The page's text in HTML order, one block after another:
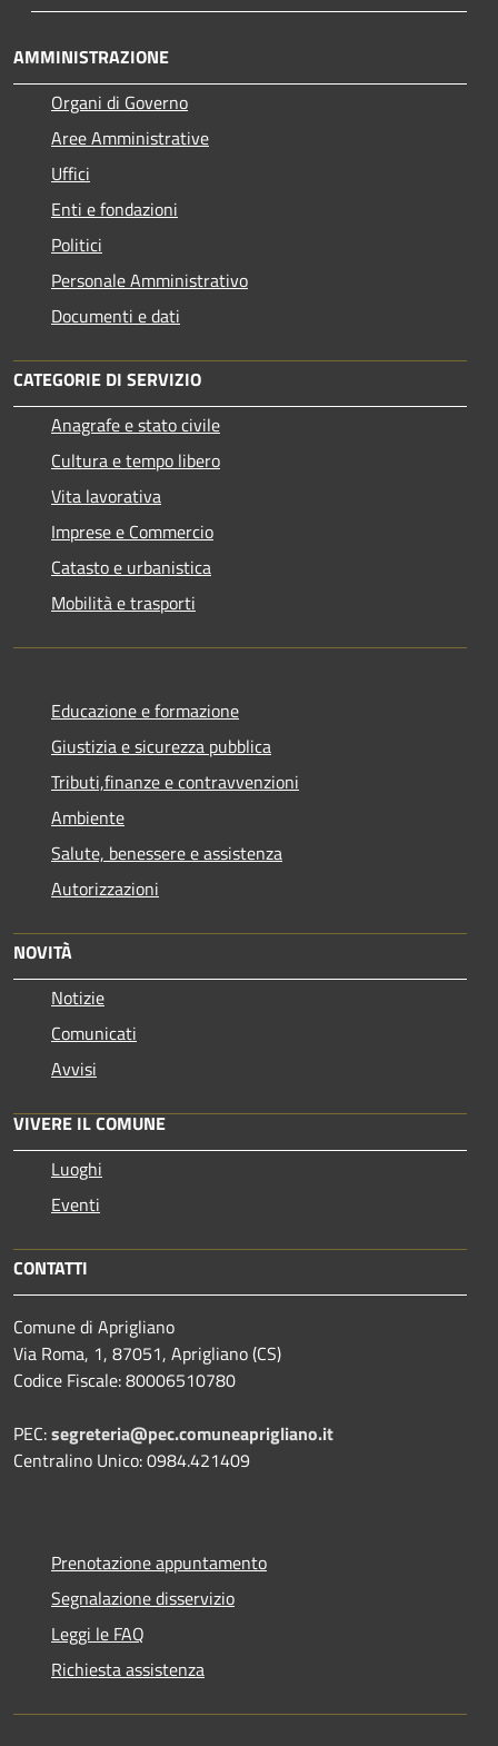
AMMINISTRAZIONE
Organi di Governo
Aree Amministrative
Uffici
Enti e fondazioni
Politici
Personale Amministrativo
Documenti e dati
CATEGORIE DI SERVIZIO
Anagrafe e stato civile
Cultura e tempo libero
Vita lavorativa
Imprese e Commercio
Catasto e urbanistica
Mobilità e trasporti
Educazione e formazione
Giustizia e sicurezza pubblica
Tributi,finanze e contravvenzioni
Ambiente
Salute, benessere e assistenza
Autorizzazioni
NOVITÀ
Notizie
Comunicati
Avvisi
VIVERE IL COMUNE
Luoghi
Eventi
CONTATTI
Comune di Aprigliano
Via Roma, 1, 87051, Aprigliano (CS)
Codice Fiscale: 80006510780
PEC:segreteria@pec.comuneaprigliano.it
Centralino Unico: 0984.421409
Prenotazione appuntamento
Segnalazione disservizio
Leggi le FAQ
Richiesta assistenza